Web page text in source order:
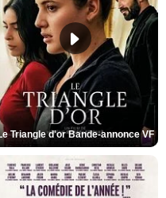
Triangle d'or Bande-annonce VF